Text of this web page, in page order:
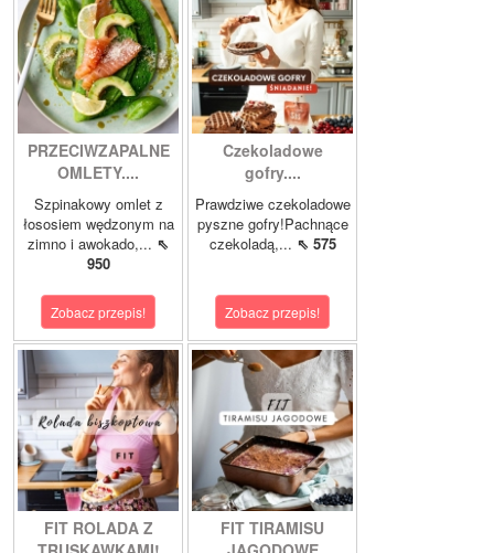
PRZECIWZAPALNE
OMLETY....
Szpinakowy omlet z
łososiem wędzonym na
zimno i awokado,... ⇖
950
Zobacz przepis!
Czekoladowe
gofry....
Prawdziwe czekoladowe
pyszne gofry!Pachnące
czekoladą,... ⇖ 575
Zobacz przepis!
FIT ROLADA Z
FIT TIRAMISU